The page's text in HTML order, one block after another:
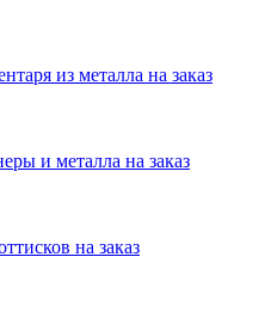
из металла на заказ
и металла на заказ
на заказ